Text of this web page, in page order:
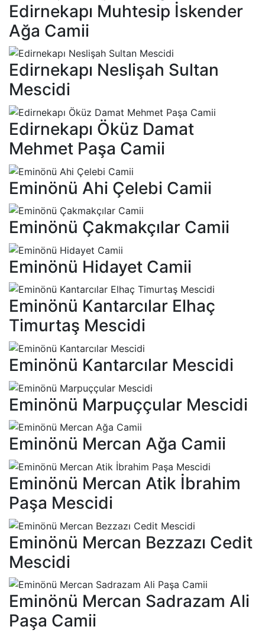
Edirnekapı Muhtesip İskender
Ağa Camii
Edirnekapı Neslişah Sultan
Mescidi
Edirnekapı Öküz Damat
Mehmet Paşa Camii
Eminönü Ahi Çelebi Camii
Eminönü Çakmakçılar Camii
Eminönü Hidayet Camii
Eminönü Kantarcılar Elhaç
Timurtaş Mescidi
Eminönü Kantarcılar Mescidi
Eminönü Marpuççular Mescidi
Eminönü Mercan Ağa Camii
Eminönü Mercan Atik İbrahim
Paşa Mescidi
Eminönü Mercan Bezzazı Cedit
Mescidi
Eminönü Mercan Sadrazam Ali
Paşa Camii